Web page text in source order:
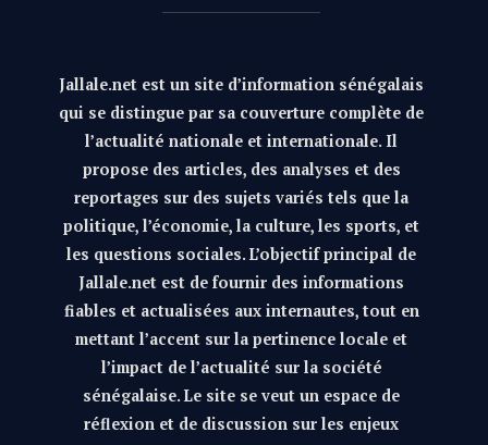
Jallale.net est un site d’information sénégalais
qui se distingue par sa couverture complète de
l’actualité nationale et internationale. Il
propose des articles, des analyses et des
reportages sur des sujets variés tels que la
politique, l’économie, la culture, les sports, et
les questions sociales. L’objectif principal de
Jallale.net est de fournir des informations
fiables et actualisées aux internautes, tout en
mettant l’accent sur la pertinence locale et
l’impact de l’actualité sur la société
sénégalaise. Le site se veut un espace de
réflexion et de discussion sur les enjeux